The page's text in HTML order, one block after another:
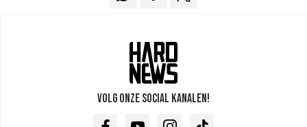
Volg onze social kanalen!